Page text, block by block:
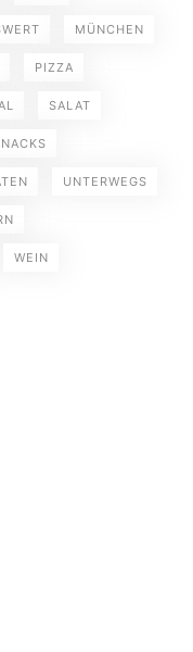
MÜNCHEN
PIZZA
SALAT
UNTERWEGS
WEIN